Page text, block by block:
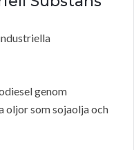
genom
oljor som sojaolja och